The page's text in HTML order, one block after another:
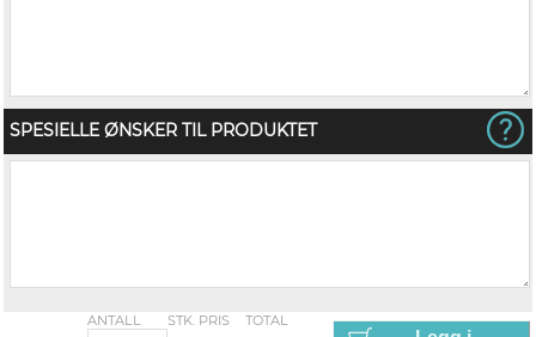
SPESIELLE ØNSKER TIL PRODUKTET
ANTALL STK. PRIS TOTAL